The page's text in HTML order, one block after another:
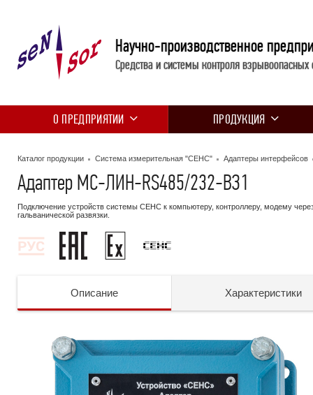
Научно-производственное
Средства и системы контроля взрывоопасных
О ПРЕДПРИЯТИИ ПРОДУКЦИЯ
Каталог продукции Система измерительная "СЕНС" Адаптеры интерфейсов
Адаптер МС-ЛИН-RS485/232-ВЗ1
Подключение устройств системы СЕНС к компьютеру, контроллеру, модему
гальванической развязки.
Описание Характеристики